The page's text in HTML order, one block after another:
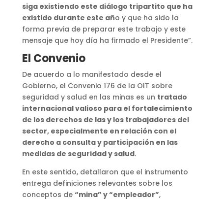
siga existiendo este diálogo tripartito que ha
existido durante este año y que ha sido la
forma previa de preparar este trabajo y este
mensaje que hoy día ha firmado el Presidente”.
El Convenio
De acuerdo a lo manifestado desde el
Gobierno, el Convenio 176 de la OIT sobre
seguridad y salud en las minas es un tratado
internacional valioso para el fortalecimiento
de los derechos de las y los trabajadores del
sector, especialmente en relación con el
derecho a consulta y participación en las
medidas de seguridad y salud.
En este sentido, detallaron que el instrumento
entrega definiciones relevantes sobre los
conceptos de “mina” y “empleador”,